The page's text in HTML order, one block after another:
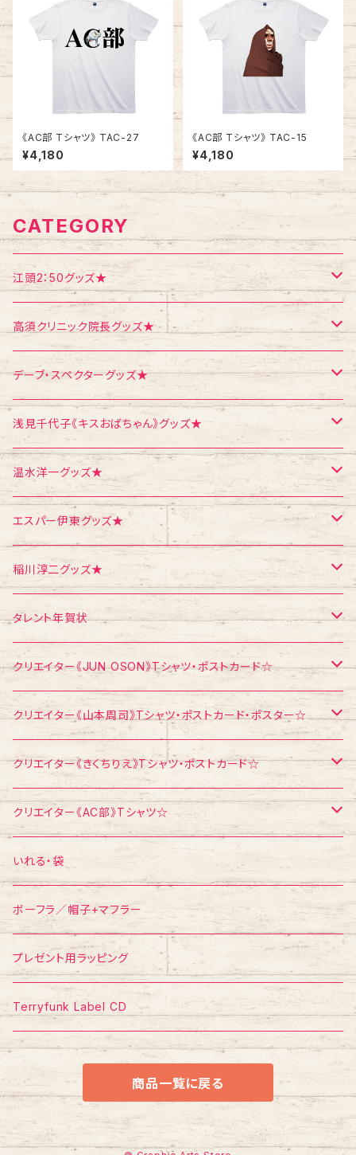
《AC部 Tシャツ》 TAC-27
¥4,180
《AC部 Tシャツ》 TAC-15
¥4,180
CATEGORY
江頭2：50グッズ★
Tシャツ
エコバッグ
ポストカード
ポスター
クリスマス
お面
飛び出すカード
メモ帳
高須クリニック院長グッズ★
Tシャツ
ポストカード
シール
メモ帳
CD
デーブ・スペクターグッズ★
ポストカード
浅見千代子《キスおばちゃん》グッズ★
Tシャツ
ポストカード
温水洋一グッズ★
ポスター
ポストカード
エスパー伊東グッズ★
Tシャツ
ポストカード
メモ帳
稲川淳二グッズ★
Tシャツ
ポストカード
タレント年賀状
江頭2：50
稲川淳二
浅見千代子
エスパー伊東
クリエイター《JUN OSON》Tシャツ・ポストカード☆
Tシャツ
ポストカード
クリエイター《山本周司》Tシャツ・ポストカード・ポスター☆
Tシャツ
ポストカード
ポスター
クリエイター《きくちりえ》Tシャツ・ポストカード☆
Tシャツ
ポストカード
クリエイター《AC部》Tシャツ☆
Tシャツ
いれる・袋
ボーフラ／帽子+マフラー
プレゼント用ラッピング
Terryfunk Label CD
商品一覧に戻る